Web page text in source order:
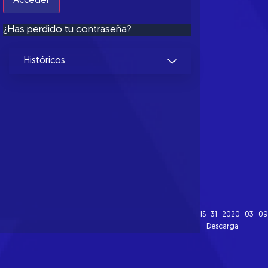
¿Has perdido tu contraseña?
Históricos
Descarga